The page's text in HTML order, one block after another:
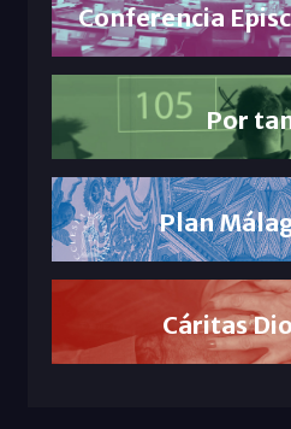
Conferencia
Por
Plan
Cáritas